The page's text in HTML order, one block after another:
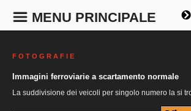
MENU PRINCIPALE
F O T O G R A F I E
Immagini ferroviarie a scartamento normale
La suddivisione dei veicoli per singolo numero la si